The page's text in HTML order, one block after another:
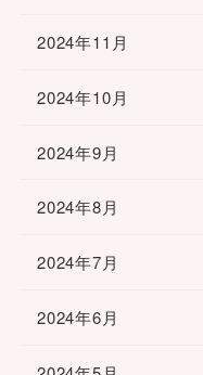
2024年11月
2024年10月
2024年9月
2024年8月
2024年7月
2024年6月